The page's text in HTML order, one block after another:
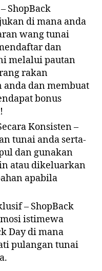
ShopBack
di mana anda
wang tunai
dan
melalui pautan
rakan
dan membuat
bonus
Konsisten –
tunai anda serta-
dan gunakan
atau dikeluarkan
apabila
– ShopBack
istimewa
Day di mana
pulangan tunai